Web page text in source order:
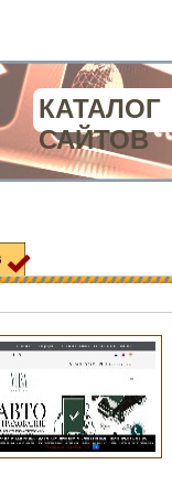
КАТАЛОГ
САЙТОВ